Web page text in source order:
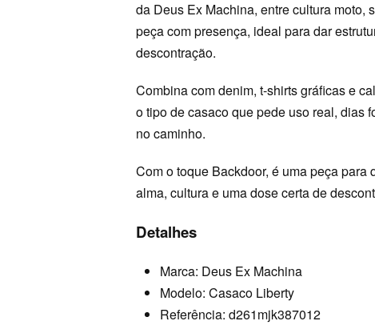
da Deus Ex Machina, entre cultura moto,
peça com presença, ideal para dar
descontração.
Combina com denim, t-shirts gráficas e
o tipo de casaco que pede uso real, dias
no caminho.
Com o toque Backdoor, é uma peça para
alma, cultura e uma dose certa de
Detalhes
Marca: Deus Ex Machina
Modelo: Casaco Liberty
Referência: d261mjk387012